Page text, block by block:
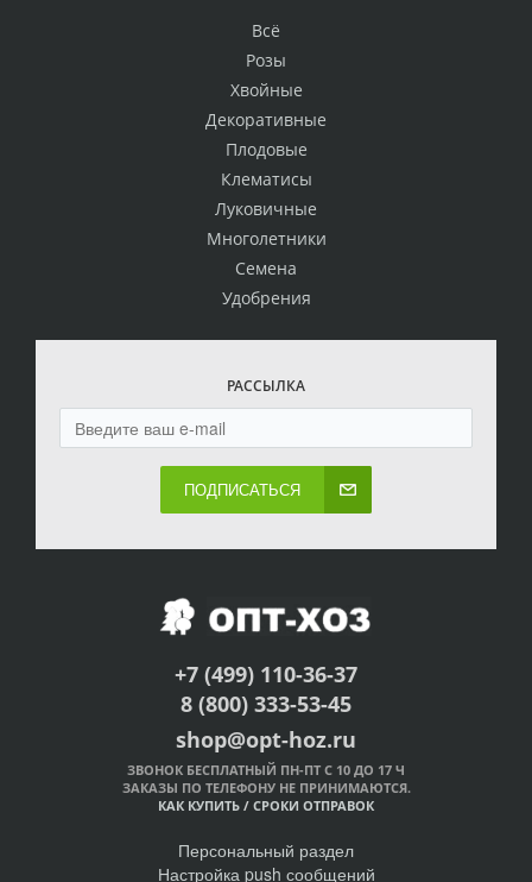
Всё
Розы
Хвойные
Декоративные
Плодовые
Клематисы
Луковичные
Многолетники
Семена
Удобрения
РАССЫЛКА
ПОДПИСАТЬСЯ
+7 (499) 110-36-37
8 (800) 333-53-45
shop@opt-hoz.ru
ЗВОНОК БЕСПЛАТНЫЙ ПН-ПТ С 10 ДО 17 Ч
ЗАКАЗЫ ПО ТЕЛЕФОНУ НЕ ПРИНИМАЮТСЯ.
КАК КУПИТЬ / СРОКИ ОТПРАВОК
Персональный раздел
Настройка push сообщений